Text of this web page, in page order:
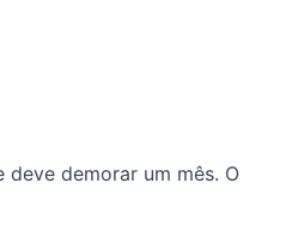
demorar um mês. O